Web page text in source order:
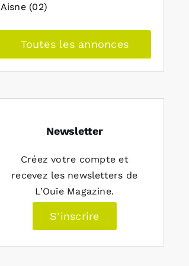
Aisne (02)
Toutes les annonces
Newsletter
Créez votre compte et
recevez les newsletters de
L’Ouïe Magazine.
S’inscrire